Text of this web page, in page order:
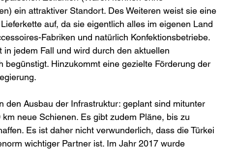
ein attraktiver Standort. Des Weiteren weist sie eine
auf, da sie eigentlich alles im eigenen Land
Fabriken und natürlich Konfektionsbetriebe.
jedem Fall und wird durch den aktuellen
begünstigt. Hinzukommt eine gezielte Förderung der
den Ausbau der Infrastruktur: geplant sind mitunter
neue Schienen. Es gibt zudem Pläne, bis zu
Es ist daher nicht verwunderlich, dass die Türkei
wichtiger Partner ist. Im Jahr 2017 wurde